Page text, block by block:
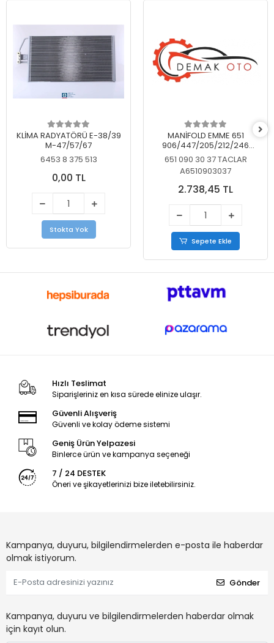
KLİMA RADYATÖRÜ E-38/39
M-47/57/67
6453 8 375 513
0,00 TL
Stokta Yok
MANİFOLD EMME 651
906/447/205/212/246
KELEBEKSİZ
651 090 30 37 TACLAR
A6510903037
2.738,45 TL
Sepete Ekle
Hızlı Teslimat
Siparişleriniz en kısa sürede elinize ulaşır.
Güvenli Alışveriş
Güvenli ve kolay ödeme sistemi
Geniş Ürün Yelpazesi
Binlerce ürün ve kampanya seçeneği
7 / 24 DESTEK
Öneri ve şikayetlerinizi bize iletebilirsiniz.
Kampanya, duyuru, bilgilendirmelerden e-posta ile haberdar
olmak istiyorum.
Gönder
Kampanya, duyuru ve bilgilendirmelerden haberdar olmak
için kayıt olun.